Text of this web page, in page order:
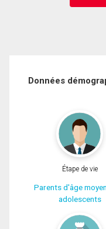
Données
Étape de vie
Parents d'âge
adolescents